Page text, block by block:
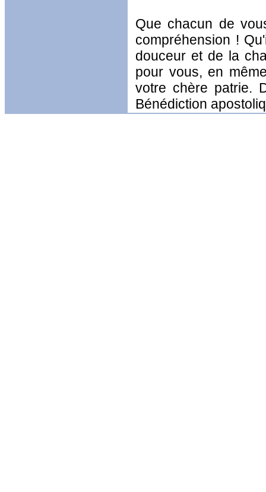
Que chacun de
compréhension !
douceur et de la
pour vous, en
votre chère patrie.
Bénédiction